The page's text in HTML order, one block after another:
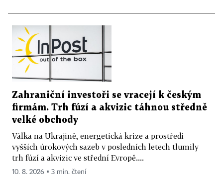
Zahraniční investoři se vracejí k českým
firmám. Trh fúzí a akvizic táhnou středně
velké obchody
Válka na Ukrajině, energetická krize a prostředí
vyšších úrokových sazeb v posledních letech tlumily
trh fúzí a akvizic ve střední Evropě....
10. 8. 2026 ▪ 3 min. čtení